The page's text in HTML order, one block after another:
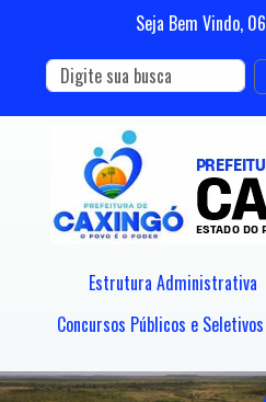
Seja Bem Vindo, 06
Estrutura Administrativa
Concursos Públicos e Seletivos